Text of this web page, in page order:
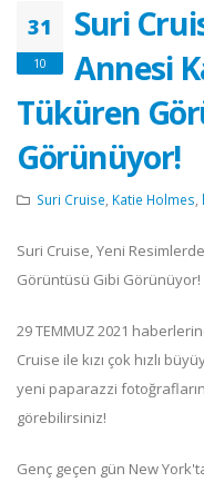
31
10
Suri
Annesi
Tüküren
Görünüyor!
Suri Cruise Katie Holmes
Suri Cruise, Yeni
Görüntüsü Gibi Görünüyor!
29 TEMMUZ 2021
Cruise ile kızı çok hızlı
yeni paparazzi
görebilirsiniz!
Genç geçen gün New